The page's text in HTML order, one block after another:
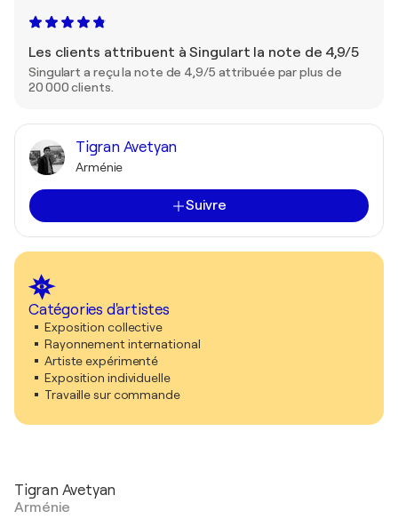
Les clients attribuent à Singulart la note de 4,9/5
Singulart a reçu la note de 4,9/5 attribuée par plus de
20 000 clients.
Tigran Avetyan
Arménie
Suivre
Catégories d'artistes
Exposition collective
Rayonnement international
Artiste expérimenté
Exposition individuelle
Travaille sur commande
Tigran Avetyan
Arménie